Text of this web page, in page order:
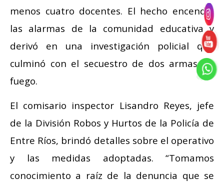
menos cuatro docentes. El hecho encendió
las alarmas de la comunidad educativa y
derivó en una investigación policial que
culminó con el secuestro de dos armas de
fuego.
El comisario inspector Lisandro Reyes, jefe
de la División Robos y Hurtos de la Policía de
Entre Ríos, brindó detalles sobre el operativo
y las medidas adoptadas. “Tomamos
conocimiento a raíz de la denuncia que se